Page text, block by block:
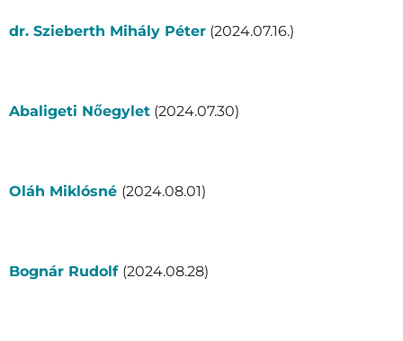
dr. Szieberth Mihály Péter (2024.07.16.)
Abaligeti Nőegylet (2024.07.30)
Oláh Miklósné (2024.08.01)
Bognár Rudolf (2024.08.28)